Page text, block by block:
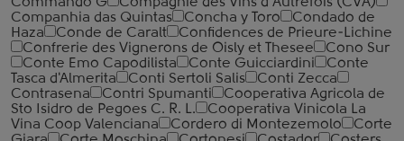
Companhia das Quintas
Concha y Toro
Condado de
Haza
Conde de Caralt
Confidences de Prieure-Lichine
Confrerie des Vignerons de Oisly et Thesee
Cono Sur
Conte Emo Capodilista
Conte Guicciardini
Conte
Tasca d'Almerita
Conti Sertoli Salis
Conti Zecca
Contrasena
Contri Spumanti
Cooperativa Agricola de
Sto Isidro de Pegoes C. R. L.
Cooperativa Vinicola La
Vina Coop Valenciana
Cordero di Montezemolo
Corte